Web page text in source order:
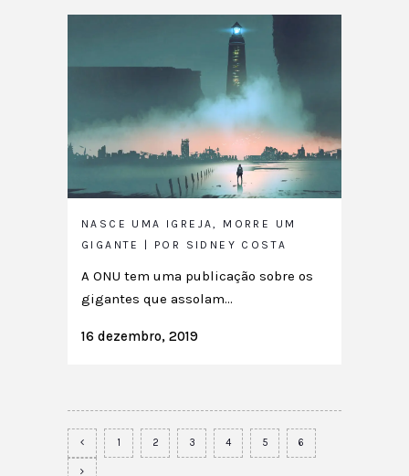
NASCE UMA IGREJA, MORRE UM
GIGANTE | POR SIDNEY COSTA
A ONU tem uma publicação sobre os
gigantes que assolam...
16 dezembro, 2019
1 2 3 4 5 6